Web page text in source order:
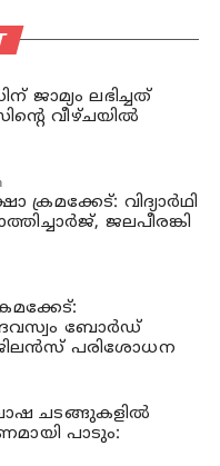
ജാമ്യം ലഭിച്ചത്
വീഴ്ചയില്‍
വിദ്യാര്‍ഥി
ജലപീരങ്കി
ബോര്‍ഡ്
പരിശോധന
ചടങ്ങുകളില്‍
പാടും: